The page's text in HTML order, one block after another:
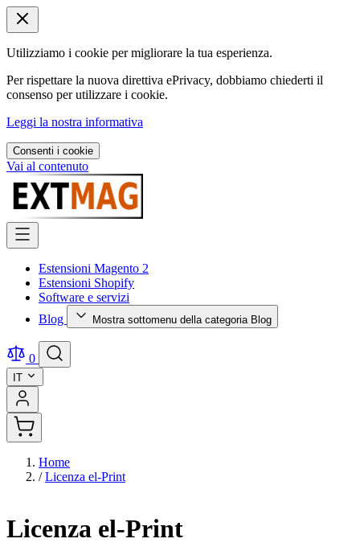
Utilizziamo i cookie per migliorare la tua esperienza.
Per rispettare la nuova direttiva ePrivacy, dobbiamo chiederti il
consenso per utilizzare i cookie.
Leggi la nostra informativa
Consenti i cookie
Vai al contenuto
Estensioni Magento 2
Estensioni Shopify
Software e servizi
Blog
Mostra sottomenu della categoria Blog
0
IT
Home
/ Licenza el-Print
Licenza el-Print